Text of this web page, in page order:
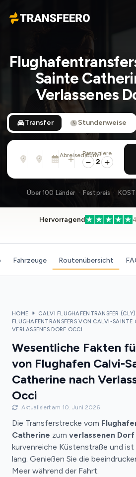
Transfeero
Sainte
Verlassenes
Transfer Stundenweise
Von
Adresse, Flughafen, Hotel, ...
Nach
Adresse, Flughafen, Hotel, ...
Abreisedatum
Mo., 10. Aug. · 01:45 PM
rückfahrt
Passagiere
2
Über 100 Länder · Festpreis ·
Hervorragend
Fahrzeuge Routenübersicht
HOME
CALVI FLUGHAFENTRANSFER (CLY)
FLUGHAFENTRANSFERS VON CALVI-SAINTE
VERLASSENES DORF OCCI
Wesentliche Fakten
von Flughafen Calvi-
Catherine nach
Occi
Aktualisiert am 10. Juni 2026
Die Transferstrecke vom
Catherine zum verlassenen
kurvenreiche Küstenstraße und
lang. Genießen Sie die
Meer während der Fahrt.